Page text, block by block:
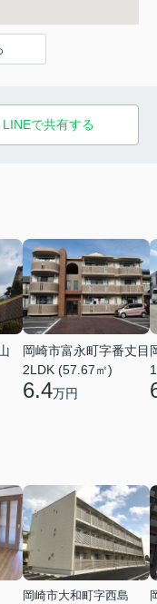
LINEで共有する
岡崎市富永町字番丈目
2LDK (57.67㎡)
6.4万円
岡崎市大和町字西島